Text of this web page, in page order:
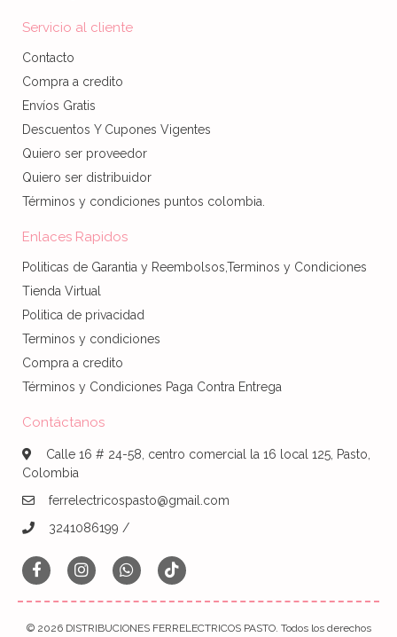
Servicio al cliente
Contacto
Compra a credito
Envíos Gratis
Descuentos Y Cupones Vigentes
Quiero ser proveedor
Quiero ser distribuidor
Términos y condiciones puntos colombia.
Enlaces Rapidos
Politicas de Garantia y Reembolsos,Terminos y Condiciones
Tienda Virtual
Politica de privacidad
Terminos y condiciones
Compra a credito
Términos y Condiciones Paga Contra Entrega
Contáctanos
Calle 16 # 24-58, centro comercial la 16 local 125, Pasto,
Colombia
ferrelectricospasto@gmail.com
3241086199 /
© 2026 DISTRIBUCIONES FERRELECTRICOS PASTO. Todos los derechos